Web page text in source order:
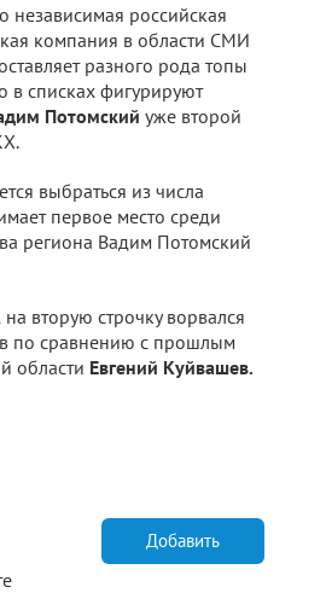
независимая российская
компания в области СМИ
разного рода топы
в списках фигурируют
Потомский уже второй
выбраться из числа
первое место среди
региона Вадим Потомский
на вторую строчку ворвался
по сравнению с прошлым
области Евгений Куйвашев.
Добавить